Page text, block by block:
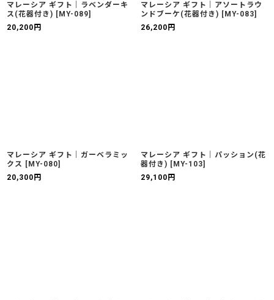
マレーシア ギフト｜ラベンダーキ
ス(花器付き) [ MY-089]
20,200 円
マレーシア ギフト｜アソートラウ
ンドブーケ(花器付き) [ MY-083]
26,200 円
マレーシア ギフト｜ガーベラミッ
クス
[ MY-080]
20,300 円
マレーシア ギフト｜パッション(花
器付き) [ MY-103]
29,100 円